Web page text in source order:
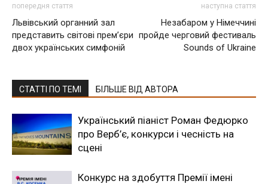
попередня стаття
Львівський органний зал
представить світові премʼєри
двох українських симфоній
наступна стаття
Незабаром у Німеччині
пройде черговий фестиваль
Sounds of Ukraine
СТАТТІ ПО ТЕМІ БІЛЬШЕ ВІД АВТОРА
Український піаніст Роман Федюрко
про Верб’є, конкурси і чесність на
сцені
Конкурс на здобуття Премії імені